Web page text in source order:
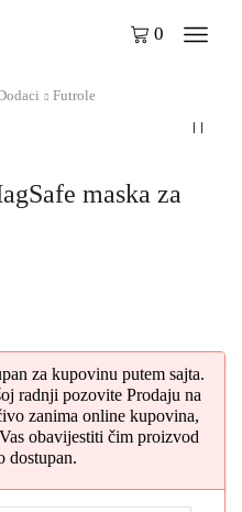
0
Futrole
maska za
za kupovinu putem sajta.
radnji pozovite Prodaju na
zanima online kupovina,
obavijestiti čim proizvod
dostupan.